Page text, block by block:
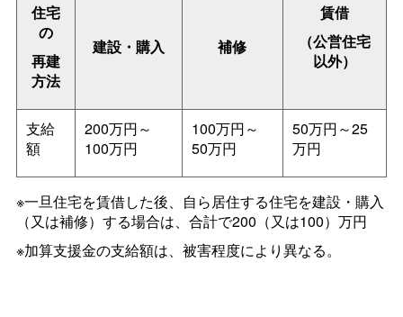
住宅
の
再建
方法
建設・購入 補修
賃借
（公営住宅
以外）
支給
額
200万円～
100万円
100万円～
50万円
50万円～25
万円
※一旦住宅を賃借した後、自ら居住する住宅を建設・購入
（又は補修）する場合は、合計で200（又は100）万円
※加算支援金の支給額は、被害程度により異なる。